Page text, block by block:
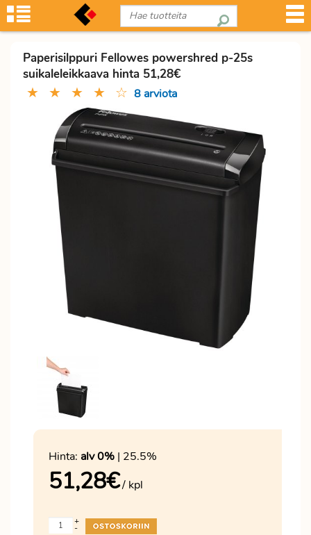
Paperisilppuri Fellowes powershred p-25s
suikaleleikkaava hinta 51,28€
★ ★ ★ ★ ☆ 8 arviota
Hinta: alv 0% | 25.5%
51,28€/ kpl
-
+